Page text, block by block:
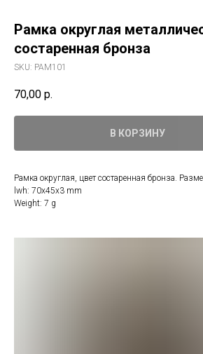
Рамка округлая
состаренная бронза
SKU: PAM101
70,00 р.
В КОРЗИНУ
Рамка округлая, цвет состаренная бронза.
lwh: 70x45x3 mm
Weight: 7 g